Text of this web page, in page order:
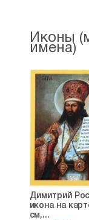
Иконы
имена)
Димитрий
икона на
см,...